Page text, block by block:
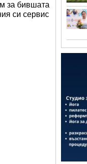
за бившата
си сервис